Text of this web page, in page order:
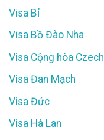
Visa Bỉ
Visa Bồ Đào Nha
Visa Cộng hòa Czech
Visa Đan Mạch
Visa Đức
Visa Hà Lan